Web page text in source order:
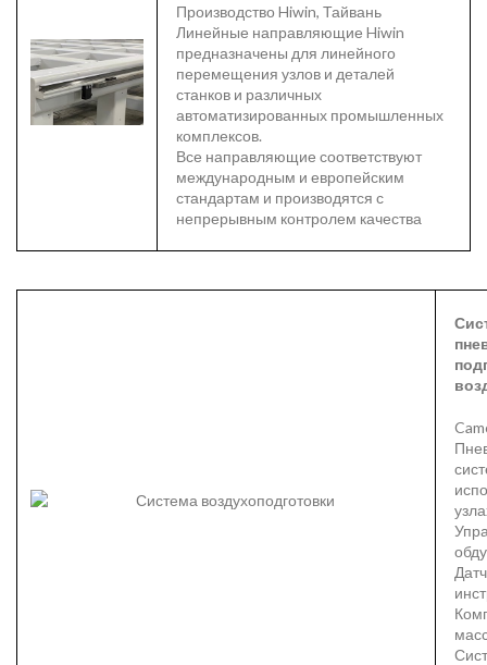
Производство Hiwin, Тайвань
Линейные направляющие Hiwin
предназначены для линейного
перемещения узлов и деталей
станков и различных
автоматизированных промышленных
комплексов.
Все направляющие соответствуют
международным и европейским
стандартам и производятся с
непрерывным контролем качества